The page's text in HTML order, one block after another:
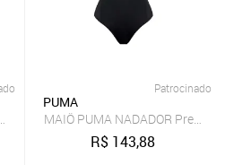
Patrocinado
PUMA
MAIÔ PUMA NADADOR Preto
R$ 143,88